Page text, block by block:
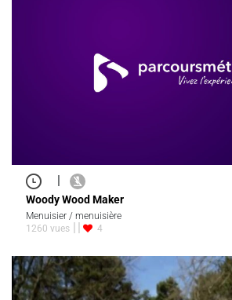
Woody Wood Maker
Menuisier / menuisière
1260 vues
4